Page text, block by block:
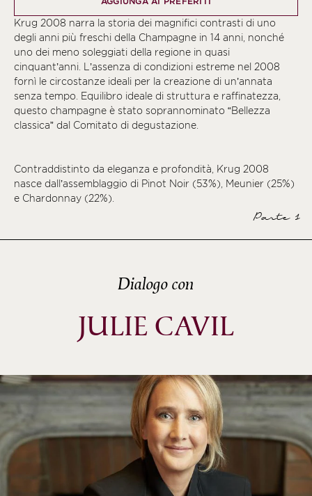
Krug 2008 narra la storia dei magnifici contrasti di uno
degli anni più freschi della Champagne in 14 anni, nonché
uno dei meno soleggiati della regione in quasi
cinquant’anni. L’assenza di condizioni estreme nel 2008
fornì le circostanze ideali per la creazione di un’annata
senza tempo. Equilibro ideale di struttura e raffinatezza,
questo champagne è stato soprannominato “Bellezza
classica” dal Comitato di degustazione.
Contraddistinto da eleganza e profondità, Krug 2008
nasce dall’assemblaggio di Pinot Noir (53%), Meunier (25%)
e Chardonnay (22%).
Parte 1
Dialogo con
JULIE CAVIL